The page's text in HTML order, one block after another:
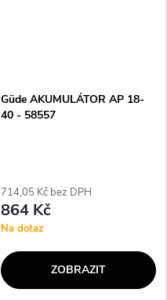
Güde AKUMULÁTOR AP 18-
40 - 58557
714,05 Kč bez DPH
864 Kč
Na dotaz
ZOBRAZIT